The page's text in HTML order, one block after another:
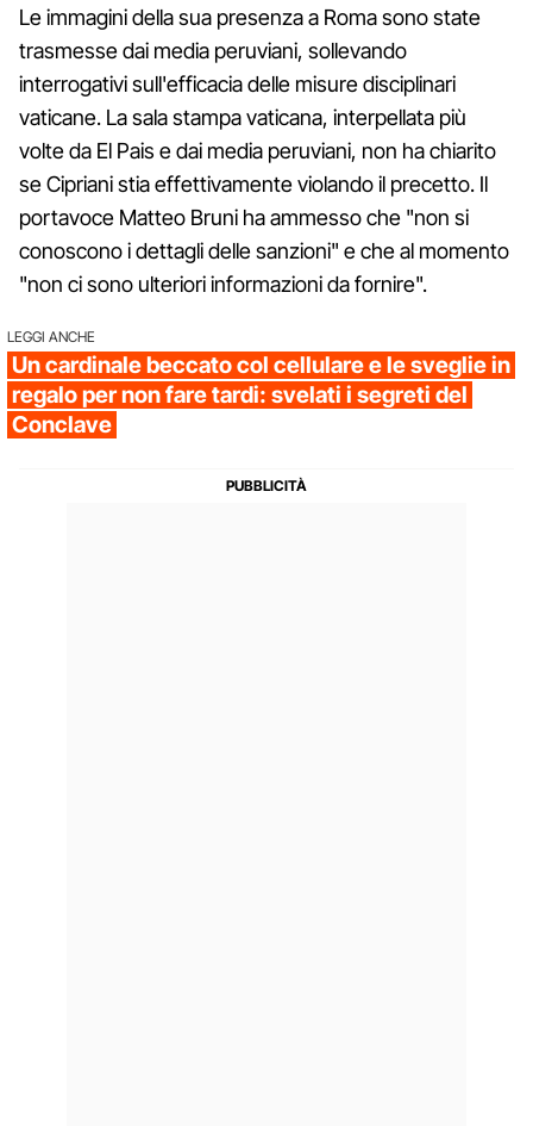
Le immagini della sua presenza a Roma sono state
trasmesse dai media peruviani, sollevando
interrogativi sull'efficacia delle misure disciplinari
vaticane. La sala stampa vaticana, interpellata più
volte da El Pais e dai media peruviani, non ha chiarito
se Cipriani stia effettivamente violando il precetto. Il
portavoce Matteo Bruni ha ammesso che "non si
conoscono i dettagli delle sanzioni" e che al momento
"non ci sono ulteriori informazioni da fornire".
LEGGI ANCHE
Un cardinale beccato col cellulare e le sveglie in
regalo per non fare tardi: svelati i segreti del
Conclave